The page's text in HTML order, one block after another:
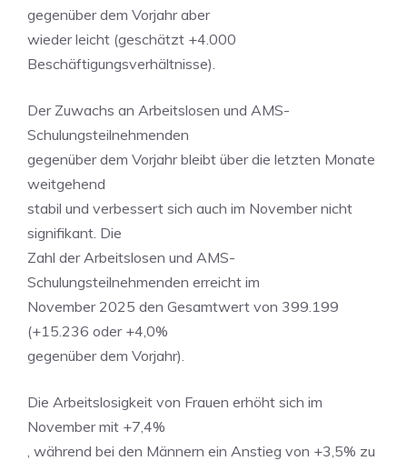
gegenüber dem Vorjahr aber
wieder leicht (geschätzt +4.000
Beschäftigungsverhältnisse).
Der Zuwachs an Arbeitslosen und AMS-
Schulungsteilnehmenden
gegenüber dem Vorjahr bleibt über die letzten Monate
weitgehend
stabil und verbessert sich auch im November nicht
signifikant. Die
Zahl der Arbeitslosen und AMS-
Schulungsteilnehmenden erreicht im
November 2025 den Gesamtwert von 399.199
(+15.236 oder +4,0%
gegenüber dem Vorjahr).
Die Arbeitslosigkeit von Frauen erhöht sich im
November mit +7,4%
, während bei den Männern ein Anstieg von +3,5% zu